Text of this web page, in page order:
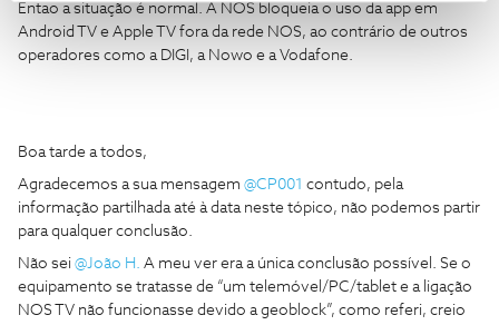
Entao a situação é normal. A NOS bloqueia o uso da app em
Android TV e Apple TV fora da rede NOS, ao contrário de outros
operadores como a DIGI, a Nowo e a Vodafone.
Boa tarde a todos,
Agradecemos a sua mensagem ​ @CP001 contudo, pela
informação partilhada até à data neste tópico, não podemos partir
para qualquer conclusão.
Não sei ​ @João H. A meu ver era a única conclusão possível. Se o
equipamento se tratasse de “um telemóvel/PC/tablet e a ligação
NOS TV não funcionasse devido a geoblock”, como referi, creio